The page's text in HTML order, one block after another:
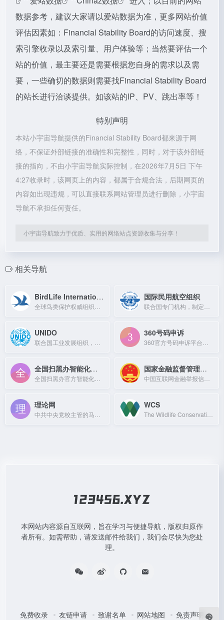
数据参考，建议大家请以爱站数据为准，更多网站价值
评估因素如：Financial Stability Board的访问速度、搜
索引擎收录以及索引量、用户体验等；当然要评估一个
站的价值，最主要还是需要根据您自身的需求以及需
要，一些确切的数据则需要找Financial Stability Board
的站长进行洽谈提供。如该站的IP、PV、跳出率等！
特别声明
本站小宇宙导航提供的Financial Stability Board都来源于网
络，不保证外部链接的准确性和完整性，同时，对于该外部链
接的指向，不由小宇宙导航实际控制，在2026年7月5日 下午
4:27收录时，该网页上的内容，都属于合规合法，后期网页的
内容如出现违规，可以直接联系网站管理员进行删除，小宇宙
导航不承担任何责任。
小宇宙导航致力于优质、实用的网络站点资源收集与分享！
相关导航
BirdLife International 国际民用航空组织
UNIDO 360号码申诉
全国扫黑办智能化举报平台 国家金融监督管理总局
理论网 WCS
本网站内容源自互联网，旨在学习与便捷导航，版权归原作
者所有。如需帮助，请发送邮件给我们，我们会尽快为您处
理。
免费收录 友链申请 致谢名单 网站地图 免责声明